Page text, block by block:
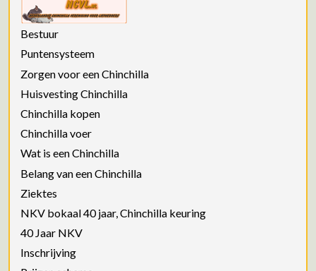
Bestuur
Puntensysteem
Zorgen voor een Chinchilla
Huisvesting Chinchilla
Chinchilla kopen
Chinchilla voer
Wat is een Chinchilla
Belang van een Chinchilla
Ziektes
NKV bokaal 40 jaar, Chinchilla keuring
40 Jaar NKV
Inschrijving